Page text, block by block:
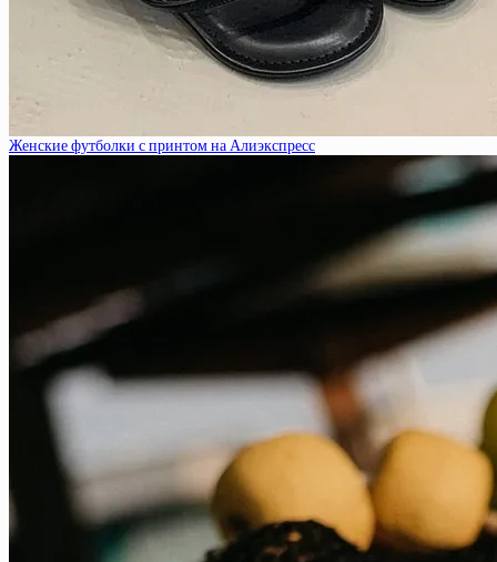
Женские футболки с принтом на Алиэкспресс